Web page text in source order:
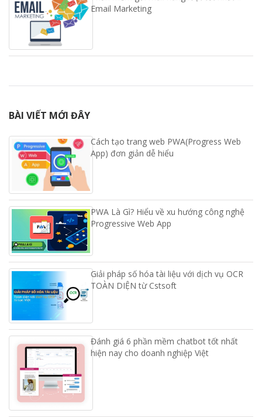
Email Marketing
BÀI VIẾT MỚI ĐÂY
Cách tạo trang web PWA(Progress Web
App) đơn giản dễ hiểu
PWA Là Gì? Hiểu về xu hướng công nghệ
Progressive Web App
Giải pháp số hóa tài liệu với dịch vụ OCR
TOÀN DIỆN từ Cstsoft
Đánh giá 6 phần mềm chatbot tốt nhất
hiện nay cho doanh nghiệp Việt